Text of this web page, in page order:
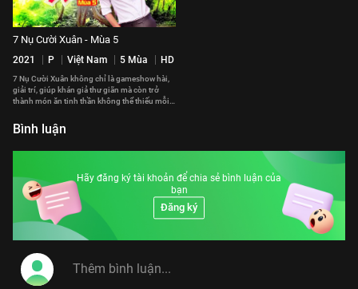
7 Nụ Cười Xuân - Mùa 5
2021 P Việt Nam 5 Mùa HD
7 Nụ Cười Xuân không chỉ là gameshow hài,
giải trí, giúp khán giả thư giãn mà còn trở
thành món ăn tinh thần không thể thiếu mỗi
như thấy được cả không khí của những ngày
giáp Tết đang cận kề.
Bình luận
Hãy đăng ký tài khoản để chia sẻ bình luận của
bạn
Đăng ký